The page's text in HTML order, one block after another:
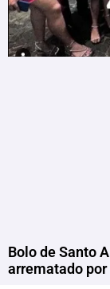
Bolo de Santo
arrematado